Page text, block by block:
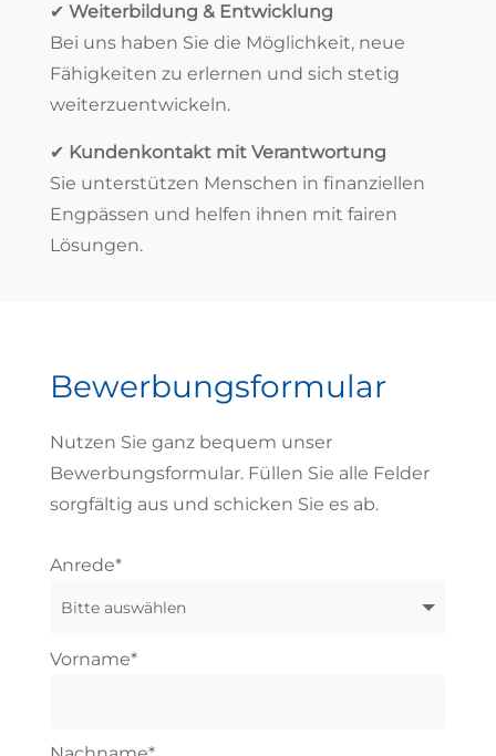
✔ Weiterbildung & Entwicklung
Bei uns haben Sie die Möglichkeit, neue
Fähigkeiten zu erlernen und sich stetig
weiterzuentwickeln.
✔ Kundenkontakt mit Verantwortung
Sie unterstützen Menschen in finanziellen
Engpässen und helfen ihnen mit fairen
Lösungen.
Bewerbungsformular
Nutzen Sie ganz bequem unser
Bewerbungsformular. Füllen Sie alle Felder
sorgfältig aus und schicken Sie es ab.
Anrede*
Vorname*